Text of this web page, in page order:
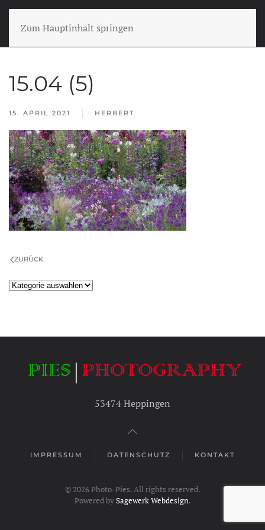
Zum Hauptinhalt springen
15.04 (5)
15. APRIL 2021 HERBERT
ZURÜCK
Kategorien
53474 Heppingen
IMPRESSUM DATENSCHUTZ KONTAKT
© 2026Photo-Pies. All rights reserved.
Powered bySagewerk Webdesign.